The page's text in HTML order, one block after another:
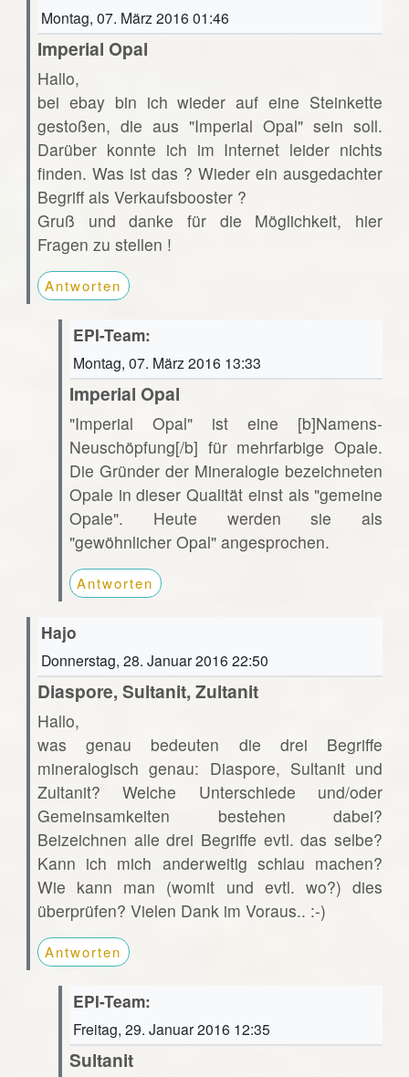
Montag, 07. März 2016 01:46
Imperial Opal
Hallo,
bei ebay bin ich wieder auf eine Steinkette
gestoßen, die aus "Imperial Opal" sein soll.
Darüber konnte ich im Internet leider nichts
finden. Was ist das ? Wieder ein ausgedachter
Begriff als Verkaufsbooster ?
Gruß und danke für die Möglichkeit, hier
Fragen zu stellen !
Antworten
EPI-Team:
Montag, 07. März 2016 13:33
Imperial Opal
"Imperial Opal" ist eine [b]Namens-
Neuschöpfung[/b] für mehrfarbige Opale.
Die Gründer der Mineralogie bezeichneten
Opale in dieser Qualität einst als "gemeine
Opale". Heute werden sie als
"gewöhnlicher Opal" angesprochen.
Antworten
Hajo
Donnerstag, 28. Januar 2016 22:50
Diaspore, Sultanit, Zultanit
Hallo,
was genau bedeuten die drei Begriffe
mineralogisch genau: Diaspore, Sultanit und
Zultanit? Welche Unterschiede und/oder
Gemeinsamkeiten bestehen dabei?
Beizeichnen alle drei Begriffe evtl. das selbe?
Kann ich mich anderweitig schlau machen?
Wie kann man (womit und evtl. wo?) dies
überprüfen? Vielen Dank im Voraus.. :-)
Antworten
EPI-Team:
Freitag, 29. Januar 2016 12:35
Sultanit